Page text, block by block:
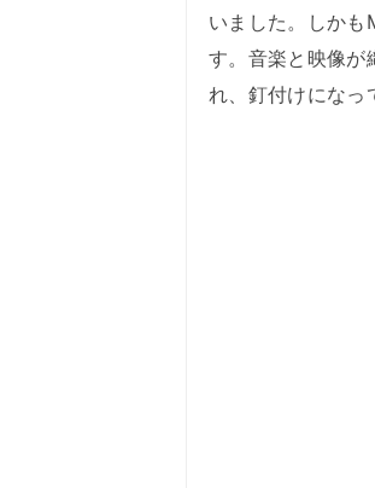
いました。しか
す。音楽と映像
れ、釘付けになっ